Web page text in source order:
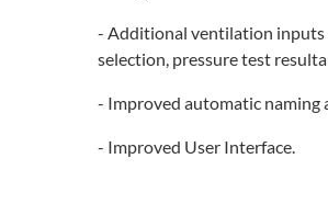
- Additional ventilation inputs
selection, pressure test
- Improved automatic naming
- Improved User Interface.